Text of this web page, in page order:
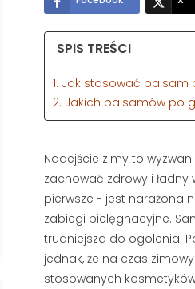
286 wyświetlenia
wybrać szczotkę do brody, czy
kartacz, nie jesteś sam.
Odpowiednio dobrane...
Czytaj dalej
SPIS TREŚCI
1. Jak stosować balsam
2. Jakich balsamów po
Nadejście zimy to
zachować zdrowy i
pierwsze - jest narażona
zabiegi pielęgnacyjne.
trudniejsza do ogolenia.
jednak, że na czas
stosowanych